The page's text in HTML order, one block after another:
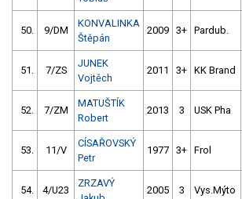
50. 9/DM
KONVALINKA
Štěpán
2009 3+ Pardub.
51. 7/ZS
JUNEK
Vojtěch
2011 3+ KK Brand
52. 7/ZM
MATUŠTÍK
Robert
2013 3 USK Pha
53. 11/V
CÍSAŘOVSKÝ
Petr
1977 3+ Frol
54. 4/U23
ZRZAVÝ
2005 3 Vys.Mýto